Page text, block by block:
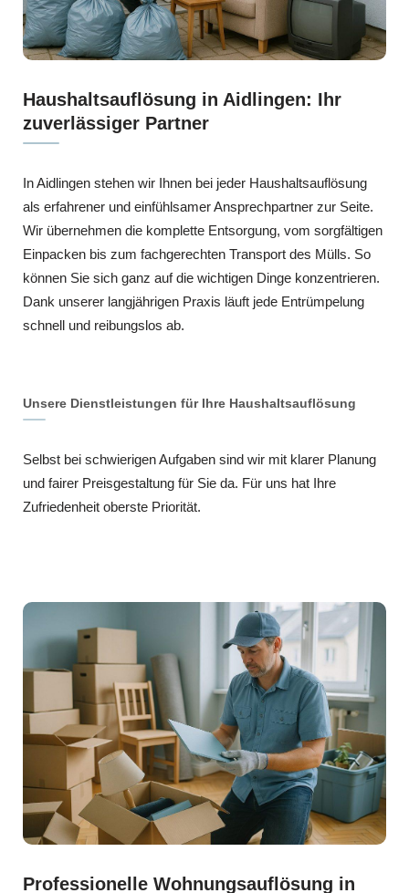
Haushaltsauflösung in Aidlingen: Ihr
zuverlässiger Partner
In Aidlingen stehen wir Ihnen bei jeder Haushaltsauflösung
als erfahrener und einfühlsamer Ansprechpartner zur Seite.
Wir übernehmen die komplette Entsorgung, vom sorgfältigen
Einpacken bis zum fachgerechten Transport des Mülls. So
können Sie sich ganz auf die wichtigen Dinge konzentrieren.
Dank unserer langjährigen Praxis läuft jede Entrümpelung
schnell und reibungslos ab.
Unsere Dienstleistungen für Ihre Haushaltsauflösung
Selbst bei schwierigen Aufgaben sind wir mit klarer Planung
und fairer Preisgestaltung für Sie da. Für uns hat Ihre
Zufriedenheit oberste Priorität.
Professionelle Wohnungsauflösung in